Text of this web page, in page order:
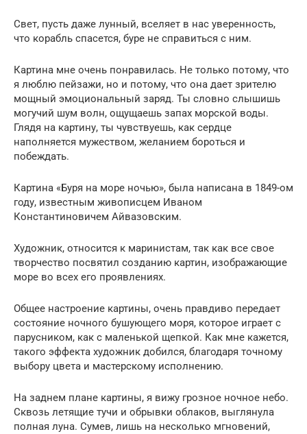
Свет, пусть даже лунный, вселяет в нас уверенность,
что корабль спасется, буре не справиться с ним.
Картина мне очень понравилась. Не только потому, что
я люблю пейзажи, но и потому, что она дает зрителю
мощный эмоциональный заряд. Ты словно слышишь
могучий шум волн, ощущаешь запах морской воды.
Глядя на картину, ты чувствуешь, как сердце
наполняется мужеством, желанием бороться и
побеждать.
Картина «Буря на море ночью», была написана в 1849-ом
году, известным живописцем Иваном
Константиновичем Айвазовским.
Художник, относится к маринистам, так как все свое
творчество посвятил созданию картин, изображающие
море во всех его проявлениях.
Общее настроение картины, очень правдиво передает
состояние ночного бушующего моря, которое играет с
парусником, как с маленькой щепкой. Как мне кажется,
такого эффекта художник добился, благодаря точному
выбору цвета и мастерскому исполнению.
На заднем плане картины, я вижу грозное ночное небо.
Сквозь летящие тучи и обрывки облаков, выглянула
полная луна. Сумев, лишь на несколько мгновений,